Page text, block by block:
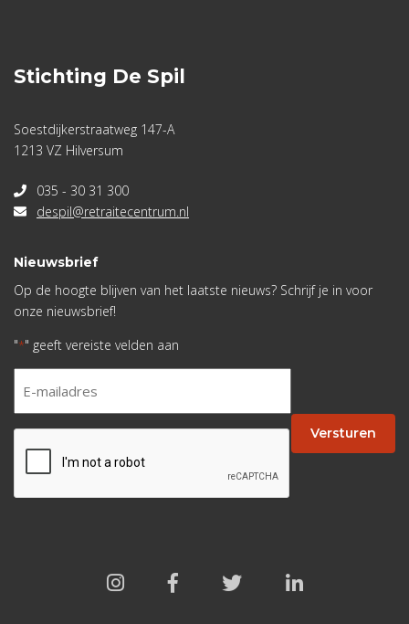
Stichting De Spil
Soestdijkerstraatweg 147-A
1213 VZ Hilversum
035 - 30 31 300
despil@retraitecentrum.nl
Nieuwsbrief
Op de hoogte blijven van het laatste nieuws? Schrijf je in voor
onze nieuwsbrief!
"*" geeft vereiste velden aan
* Versturen